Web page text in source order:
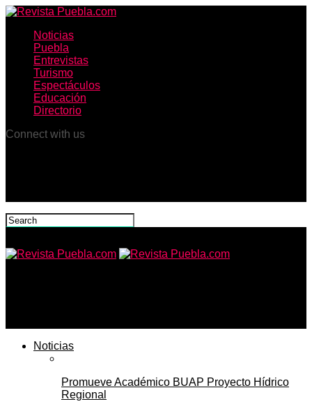
Noticias
Puebla
Entrevistas
Turismo
Espectáculos
Educación
Directorio
Connect with us
Noticias
Promueve Académico BUAP Proyecto Hídrico
Regional